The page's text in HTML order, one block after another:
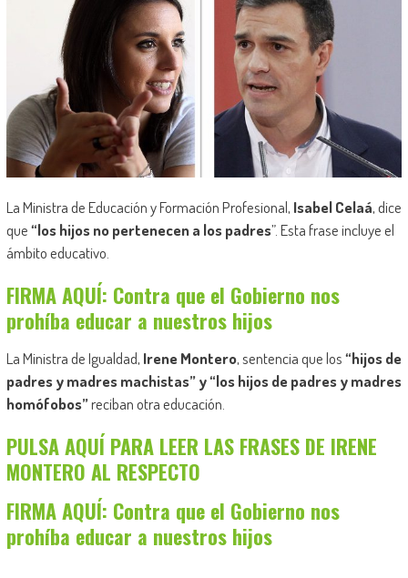
La Ministra de Educación y Formación Profesional, Isabel Celaá, dice
que“los hijos no pertenecen a los padres”. Esta frase incluye el
ámbito educativo.
FIRMA AQUÍ: Contra que el Gobierno nos
prohíba educar a nuestros hijos
La Ministra de Igualdad, Irene Montero, sentencia que los“hijos de
padres y madres machistas” y “los hijos de padres y madres
homófobos”reciban otra educación.
PULSA AQUÍ PARA LEER LAS FRASES DE IRENE
MONTERO AL RESPECTO
FIRMA AQUÍ: Contra que el Gobierno nos
prohíba educar a nuestros hijos